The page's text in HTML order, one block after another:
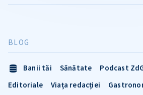
BLOG
Banii tăi Sănătate Podcast
Editoriale
Viața redacției